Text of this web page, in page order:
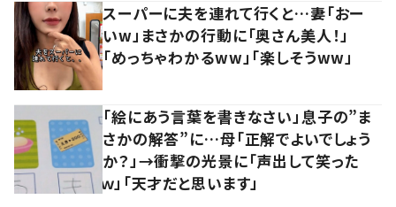
スーパーに夫を連れて行くと…妻「おー
いw」まさかの行動に「奥さん美人！」
「めっちゃわかるww」「楽しそうww」
「絵にあう言葉を書きなさい」息子の”ま
さかの解答”に…母「正解でよいでしょう
か？」→衝撃の光景に「声出して笑った
ｗ」「天才だと思います」